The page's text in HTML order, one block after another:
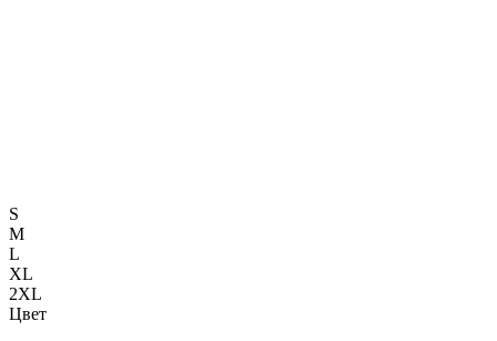
S
M
L
XL
2XL
Цвет